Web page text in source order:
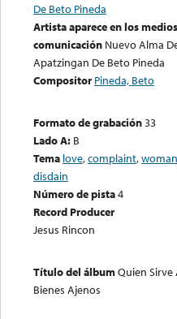
De Beto Pineda
Artista aparece en los
comunicación Nuevo Alma
Apatzingan De Beto Pineda
Compositor Pineda, Beto
Formato de grabación33
Lado A: B
Tema love,complaint,woman
disdain
Número de pista4
Record Producer
Jesus Rincon
Título del álbumQuien Sirve
Bienes Ajenos